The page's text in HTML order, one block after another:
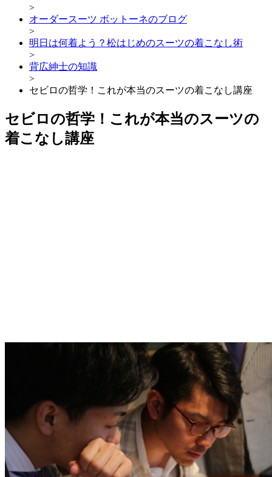
>
オーダースーツ ボットーネのブログ
>
明日は何着よう？松はじめのスーツの着こなし術
>
背広紳士の知識
>
セビロの哲学！これが本当のスーツの着こなし講座
セビロの哲学！これが本当のスーツの
着こなし講座